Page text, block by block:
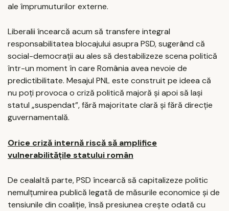
ale împrumuturilor externe.
Liberalii încearcă acum să transfere integral
responsabilitatea blocajului asupra PSD, sugerând că
social-democrații au ales să destabilizeze scena politică
într-un moment în care România avea nevoie de
predictibilitate. Mesajul PNL este construit pe ideea că
nu poți provoca o criză politică majoră și apoi să lași
statul „suspendat”, fără majoritate clară și fără direcție
guvernamentală.
Orice criză internă riscă să amplifice
vulnerabilitățile statului român
De cealaltă parte, PSD încearcă să capitalizeze politic
nemulțumirea publică legată de măsurile economice și de
tensiunile din coaliție, însă presiunea crește odată cu